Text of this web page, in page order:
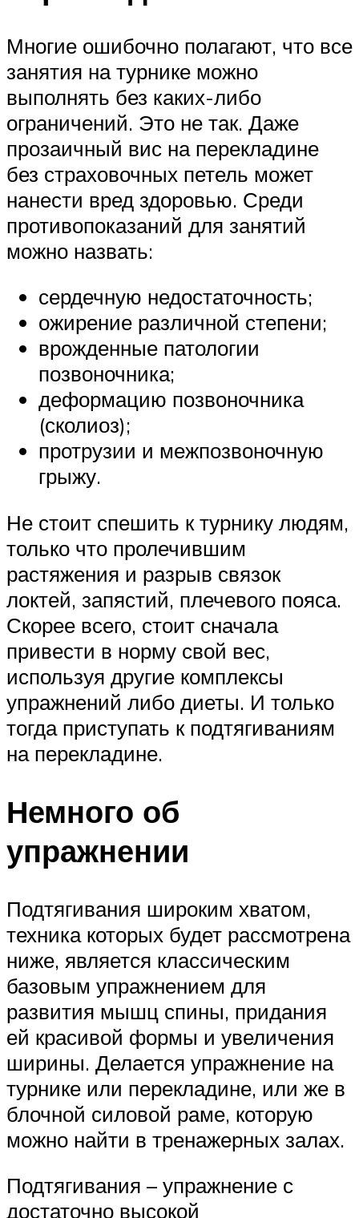
Многие ошибочно полагают, что все
занятия на турнике можно
выполнять без каких-либо
ограничений. Это не так. Даже
прозаичный вис на перекладине
без страховочных петель может
нанести вред здоровью. Среди
противопоказаний для занятий
можно назвать:
сердечную недостаточность;
ожирение различной степени;
врожденные патологии
позвоночника;
деформацию позвоночника
(сколиоз);
протрузии и межпозвоночную
грыжу.
Не стоит спешить к турнику людям,
только что пролечившим
растяжения и разрыв связок
локтей, запястий, плечевого пояса.
Скорее всего, стоит сначала
привести в норму свой вес,
используя другие комплексы
упражнений либо диеты. И только
тогда приступать к подтягиваниям
на перекладине.
Немного об
упражнении
Подтягивания широким хватом,
техника которых будет рассмотрена
ниже, является классическим
базовым упражнением для
развития мышц спины, придания
ей красивой формы и увеличения
ширины. Делается упражнение на
турнике или перекладине, или же в
блочной силовой раме, которую
можно найти в тренажерных залах.
Подтягивания – упражнение с
достаточно высокой